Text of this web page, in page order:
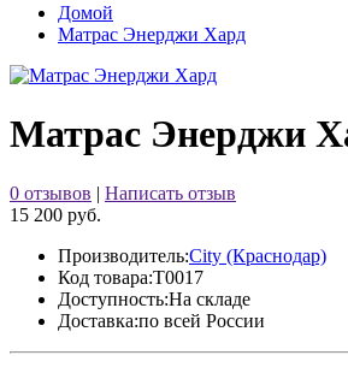
Домой
Матрас Энерджи Хард
Матрас Энерджи
0 отзывов | Написать отзыв
15 200 руб.
Производитель:City (Краснодар)
Код товара:Т0017
Доступность:На складе
Доставка:по всей России